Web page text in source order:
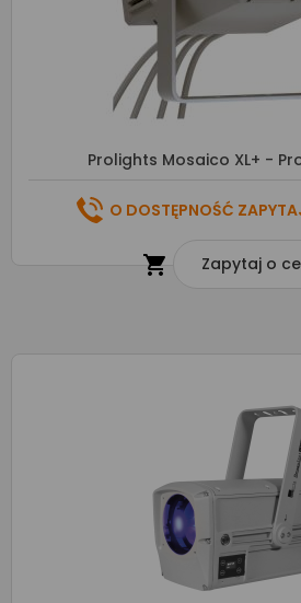
Prolights Mosaico XL+ -
O DOSTĘPNOŚĆ
 Zapytaj o